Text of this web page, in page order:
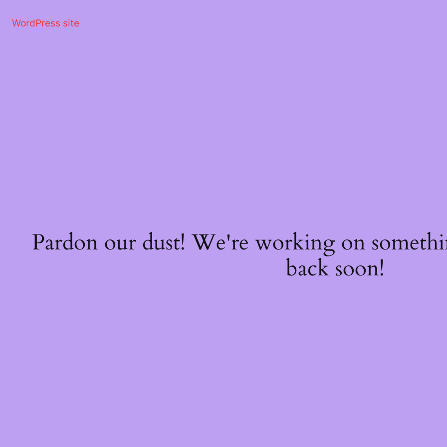
περιεχόμενο
WordPress site
Pardon our dust! We're working on
back soon!